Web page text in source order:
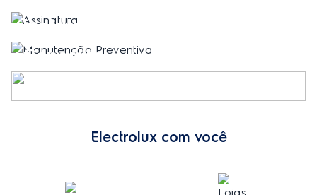
Instalação
Conserto
Limpeza
Electrolux com você